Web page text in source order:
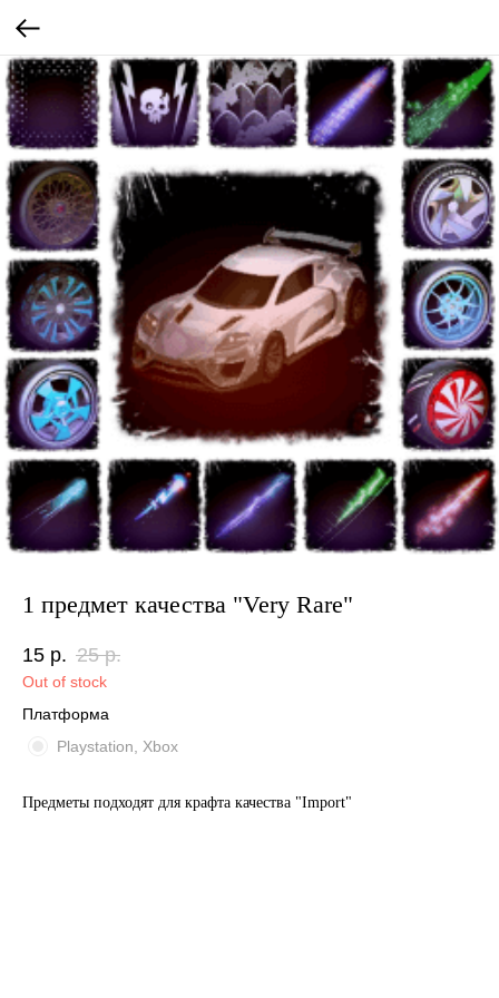
1 предмет качества "Very Rare"
15 р. 25 р.
Out of stock
Платформа
Playstation, Xbox
Предметы подходят для крафта качества "Import"